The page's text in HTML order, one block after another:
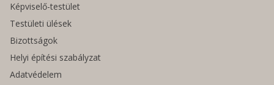
Képviselő-testület
Testületi ülések
Bizottságok
Helyi építési szabályzat
Adatvédelem